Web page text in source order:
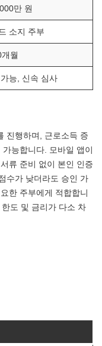
만 원
소지 주부
월
능, 신속 심사
진행하며, 근로소득 증
능합니다. 모바일 앱이
류 준비 없이 본인 인증
수가 낮더라도 승인 가
한 주부에게 적합합니
도 및 금리가 다소 차